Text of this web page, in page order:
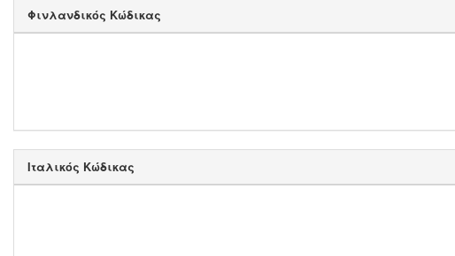
Φινλανδικός Κώδικας
Ιταλικός Κώδικας